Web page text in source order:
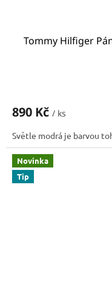
Tommy Hilfiger
890 Kč / ks
Světle modrá je barvou
Novinka
Tip